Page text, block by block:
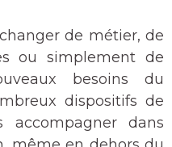
de métier, de
ou simplement de
besoins du
dispositifs de
accompagner dans